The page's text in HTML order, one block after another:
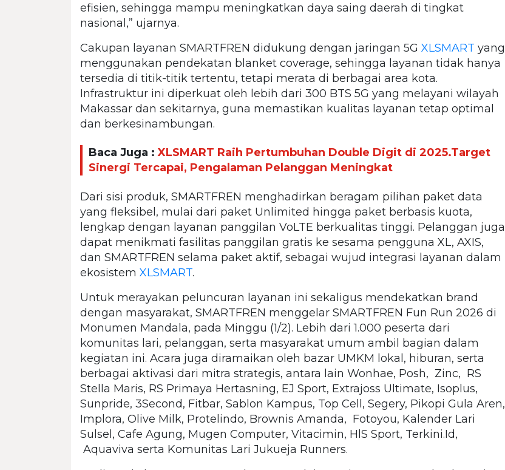
efisien, sehingga mampu meningkatkan daya saing daerah di tingkat
nasional,” ujarnya.
Cakupan layanan SMARTFREN didukung dengan jaringan 5G XLSMART yang
menggunakan pendekatan blanket coverage, sehingga layanan tidak hanya
tersedia di titik-titik tertentu, tetapi merata di berbagai area kota.
Infrastruktur ini diperkuat oleh lebih dari 300 BTS 5G yang melayani wilayah
Makassar dan sekitarnya, guna memastikan kualitas layanan tetap optimal
dan berkesinambungan.
Baca Juga :XLSMART Raih Pertumbuhan Double Digit di 2025.Target
Sinergi Tercapai, Pengalaman Pelanggan Meningkat
Dari sisi produk, SMARTFREN menghadirkan beragam pilihan paket data
yang fleksibel, mulai dari paket Unlimited hingga paket berbasis kuota,
lengkap dengan layanan panggilan VoLTE berkualitas tinggi. Pelanggan juga
dapat menikmati fasilitas panggilan gratis ke sesama pengguna XL, AXIS,
dan SMARTFREN selama paket aktif, sebagai wujud integrasi layanan dalam
ekosistem XLSMART.
Untuk merayakan peluncuran layanan ini sekaligus mendekatkan brand
dengan masyarakat, SMARTFREN menggelar SMARTFREN Fun Run 2026 di
Monumen Mandala, pada Minggu (1/2). Lebih dari 1.000 peserta dari
komunitas lari, pelanggan, serta masyarakat umum ambil bagian dalam
kegiatan ini. Acara juga diramaikan oleh bazar UMKM lokal, hiburan, serta
berbagai aktivasi dari mitra strategis, antara lain Wonhae, Posh, Zinc, RS
Stella Maris, RS Primaya Hertasning, EJ Sport, Extrajoss Ultimate, Isoplus,
Sunpride, 3Second, Fitbar, Sablon Kampus, Top Cell, Segery, Pikopi Gula Aren,
Implora, Olive Milk, Protelindo, Brownis Amanda, Fotoyou, Kalender Lari
Sulsel, Cafe Agung, Mugen Computer, Vitacimin, HlS Sport, Terkini.Id,
Aquaviva serta Komunitas Lari Jukueja Runners.